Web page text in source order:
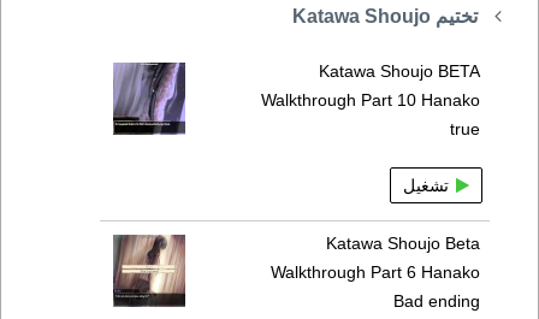
تختيم Katawa Shoujo
Katawa Shoujo BETA
Walkthrough Part 10 Hanako
true
تشغيل
Katawa Shoujo Beta
Walkthrough Part 6 Hanako
Bad ending